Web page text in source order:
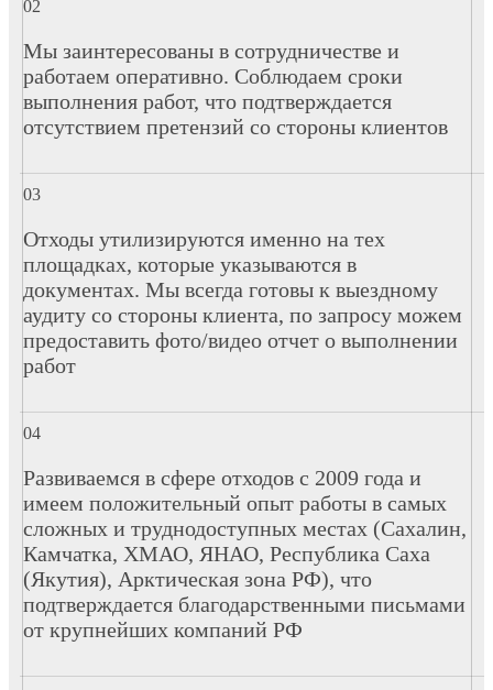
Мы заинтересованы в сотрудничестве и
работаем оперативно. Соблюдаем сроки
выполнения работ, что подтверждается
отсутствием претензий со стороны клиентов
Отходы утилизируются именно на тех
площадках, которые указываются в
документах. Мы всегда готовы к выездному
аудиту со стороны клиента, по запросу можем
предоставить фото/видео отчет о выполнении
работ
Развиваемся в сфере отходов с 2009 года и
имеем положительный опыт работы в самых
сложных и труднодоступных местах (Сахалин,
Камчатка, ХМАО, ЯНАО, Республика Саха
(Якутия), Арктическая зона РФ), что
подтверждается благодарственными письмами
от крупнейших компаний РФ